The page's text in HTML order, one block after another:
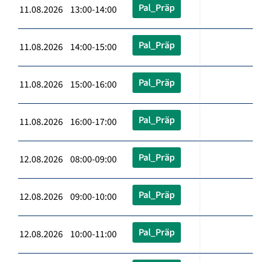
11.08.2026 13:00-14:00 Pal_Präp
11.08.2026 14:00-15:00 Pal_Präp
11.08.2026 15:00-16:00 Pal_Präp
11.08.2026 16:00-17:00 Pal_Präp
12.08.2026 08:00-09:00 Pal_Präp
12.08.2026 09:00-10:00 Pal_Präp
12.08.2026 10:00-11:00 Pal_Präp